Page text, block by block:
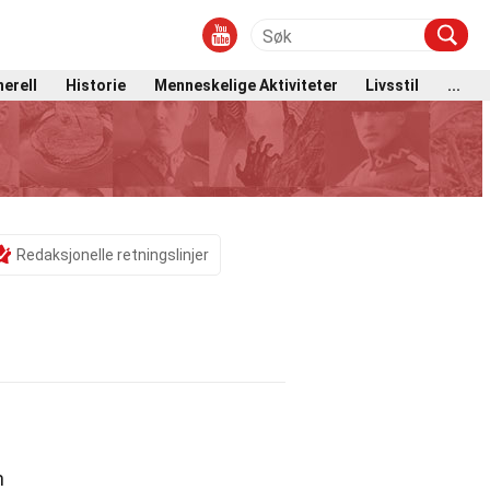
Historie Menneskelige Aktiviteter Livsstil ...
Redaksjonelle retningslinjer